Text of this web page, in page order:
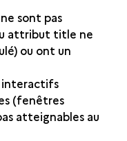
sont pas
attribut title ne
ou ont un
interactifs
(fenêtres
atteignables au